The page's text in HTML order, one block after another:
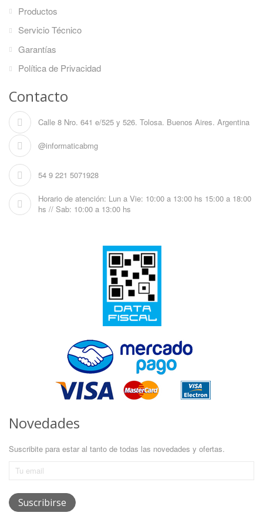
Productos
Servicio Técnico
Garantías
Política de Privacidad
Contacto
Calle 8 Nro. 641 e/525 y 526. Tolosa. Buenos Aires. Argentina
@informaticabmg
54 9 221 5071928
Horario de atención: Lun a Vie: 10:00 a 13:00 hs 15:00 a 18:00
hs // Sab: 10:00 a 13:00 hs
Novedades
Suscribite para estar al tanto de todas las novedades y ofertas.